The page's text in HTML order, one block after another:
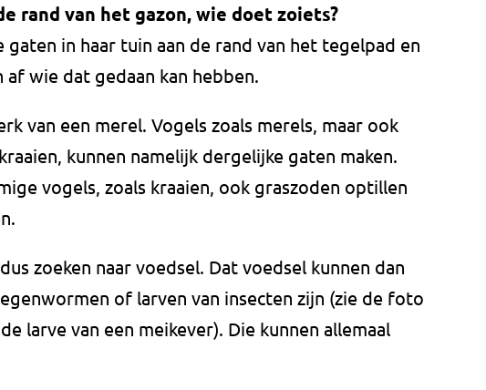
rand van het gazon, wie doet zoiets?
in haar tuin aan de rand van het tegelpad en
af wie dat gedaan kan hebben.
van een merel. Vogels zoals merels, maar ook
kunnen namelijk dergelijke gaten maken.
vogels, zoals kraaien, ook graszoden optillen
zoeken naar voedsel. Dat voedsel kunnen dan
of larven van insecten zijn (zie de foto
larve van een meikever). Die kunnen allemaal